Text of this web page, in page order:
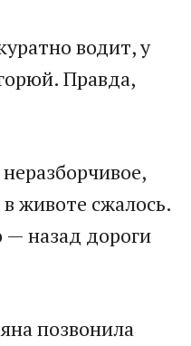
водит, у
Правда,
животе сжалось.
— назад дороги
позвонила